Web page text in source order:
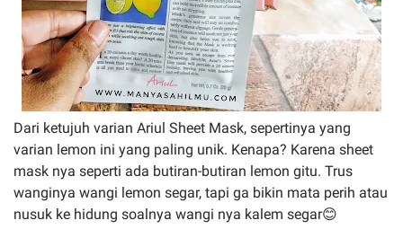
Dari ketujuh varian Ariul Sheet Mask, sepertinya yang
varian lemon ini yang paling unik. Kenapa? Karena sheet
mask nya seperti ada butiran-butiran lemon gitu. Trus
wanginya wangi lemon segar, tapi ga bikin mata perih atau
nusuk ke hidung soalnya wangi nya kalem segar😊